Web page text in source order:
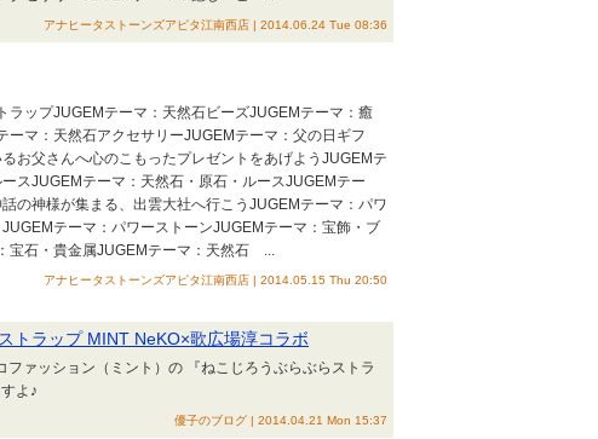
アナヒータストーンズアピタ江南西店 | 2014.06.24 Tue 08:36
ラップJUGEMテーマ：天然石ビーズJUGEMテーマ：癒
ーマ：天然石アクセサリーJUGEMテーマ：父の日ギフ
お父さんへ心のこもったプレゼントをあげようJUGEMテ
スJUGEMテーマ：天然石・原石・ルースJUGEMテー
の神様が集まる、出雲大社へ行こうJUGEMテーマ：パワ
テーマ：パワーストーンJUGEMテーマ：宝飾・ブ
宝石・貴金属JUGEMテーマ：天然石 ...
アナヒータストーンズアピタ江南西店 | 2014.05.15 Thu 20:50
トラップ MINT NeKO×歌広場淳コラボ
ァッション（ミント）の 『ねこじろうぶらぶらストラ
よ♪
優子のブログ | 2014.04.21 Mon 15:37